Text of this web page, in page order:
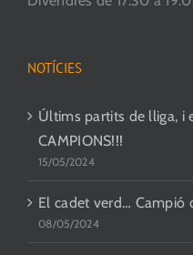
NOTÍCIES
Últims partits de lliga, i
CAMPIONS!!!
15/05/2024
El cadet verd… Campió
08/05/2024